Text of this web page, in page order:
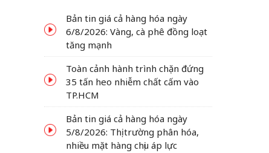
dầu thế giới bật tăng
Bản tin giá cả hàng hóa ngày
6/8/2026: Vàng, cà phê đồng loạt
tăng mạnh
Toàn cảnh hành trình chặn đứng
35 tấn heo nhiễm chất cấm vào
TP.HCM
Bản tin giá cả hàng hóa ngày
5/8/2026: Thị trường phân hóa,
nhiều mặt hàng chịu áp lực